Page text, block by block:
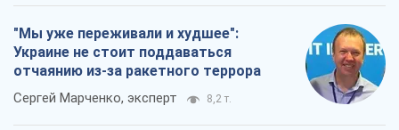
"Мы уже переживали и худшее":
Украине не стоит поддаваться
отчаянию из-за ракетного террора
Сергей Марченко, эксперт 8,2 т.